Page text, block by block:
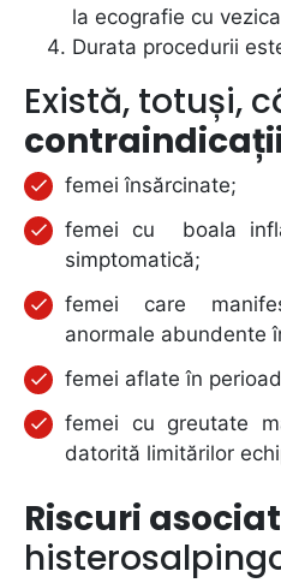
la ecografie cu
Durata procedurii
Există, totuși,
contraindicații
femei însărcinate;
femei cu boala
simptomatică;
femei care
anormale abundente
femei aflate în
femei cu greutate
datorită limitărilor
Riscuri